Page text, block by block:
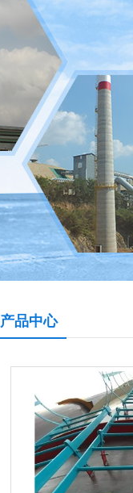
产品中心